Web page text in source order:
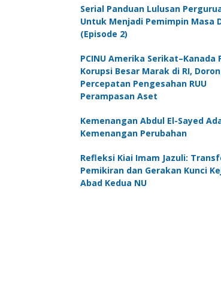
Serial Panduan Lulusan
Untuk Menjadi Pemimpin Masa
(Episode 2)
PCINU Amerika Serikat–Kanada
Korupsi Besar Marak di RI,
Percepatan Pengesahan RUU
Perampasan Aset
Kemenangan Abdul El-Sayed
Kemenangan Perubahan
Refleksi Kiai Imam Jazuli:
Pemikiran dan Gerakan Kunci
Abad Kedua NU